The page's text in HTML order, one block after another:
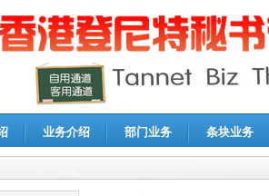
业务介绍 部门业务 条块业务
业所得税汇算清缴申报鉴证